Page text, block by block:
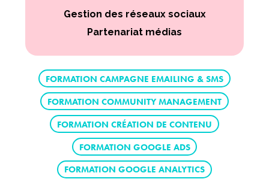
Gestion des réseaux sociaux
Partenariat médias
FORMATION CAMPAGNE EMAILING & SMS
FORMATION COMMUNITY MANAGEMENT
FORMATION CRÉATION DE CONTENU
FORMATION GOOGLE ADS
FORMATION GOOGLE ANALYTICS